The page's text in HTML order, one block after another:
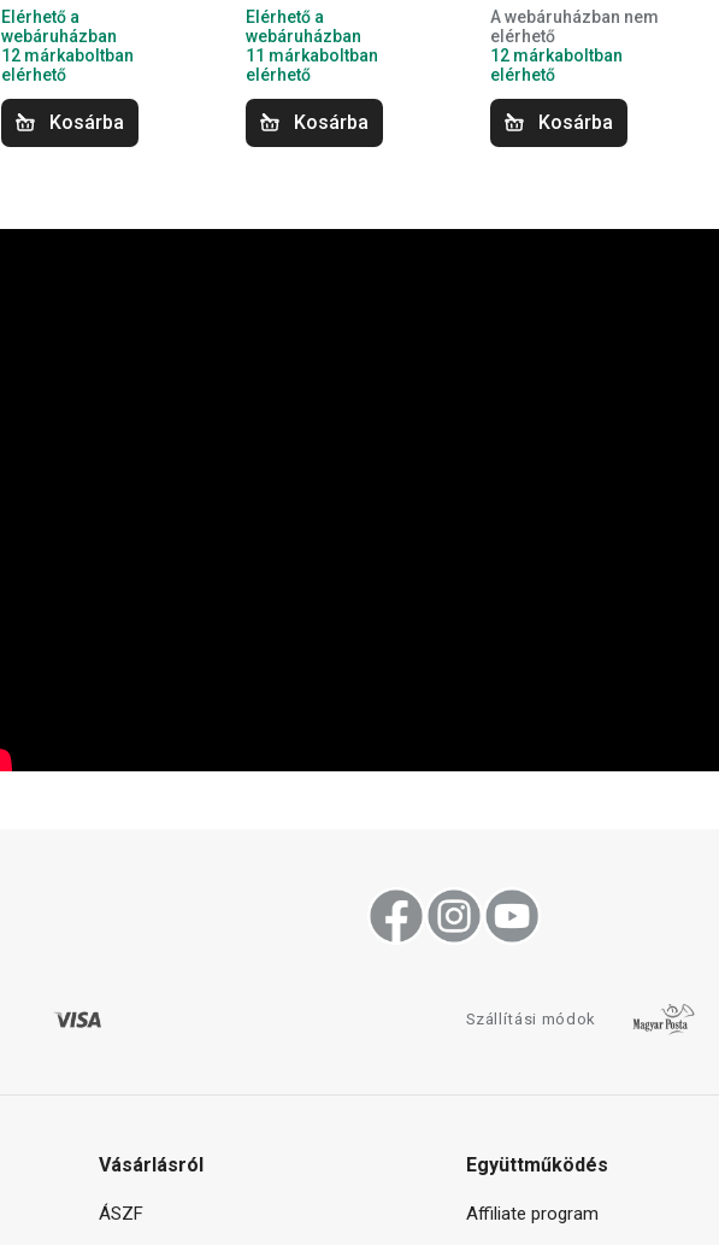
Elérhető a
webáruházban
12 márkaboltban
elérhető
Kosárba
Elérhető a
webáruházban
11 márkaboltban
elérhető
Kosárba
A webáruházban nem
elérhető
12 márkaboltban
elérhető
Kosárba
Szállítási módok
Vásárlásról
ÁSZF
Együttműködés
Affiliate program